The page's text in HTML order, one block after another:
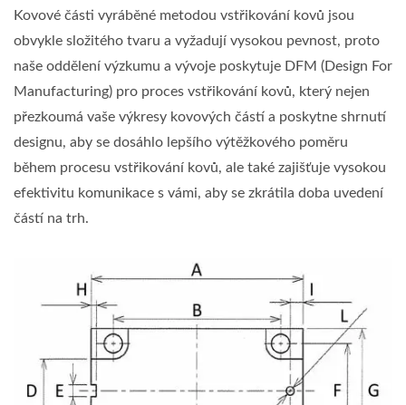
Kovové části vyráběné metodou vstřikování kovů jsou
obvykle složitého tvaru a vyžadují vysokou pevnost, proto
naše oddělení výzkumu a vývoje poskytuje DFM (Design For
Manufacturing) pro proces vstřikování kovů, který nejen
přezkoumá vaše výkresy kovových částí a poskytne shrnutí
designu, aby se dosáhlo lepšího výtěžkového poměru
během procesu vstřikování kovů, ale také zajišťuje vysokou
efektivitu komunikace s vámi, aby se zkrátila doba uvedení
částí na trh.